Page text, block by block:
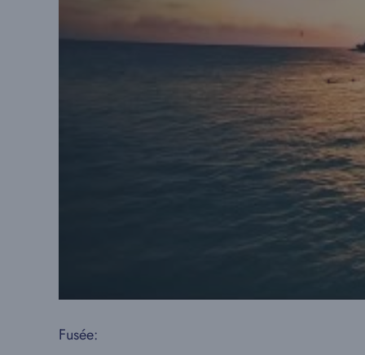
Fusée: